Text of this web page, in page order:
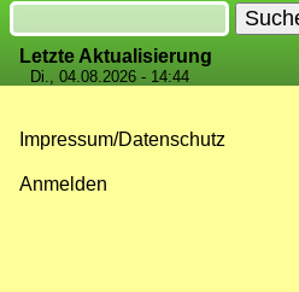
Suche
Letzte Aktualisierung
Di., 04.08.2026 - 14:44
Impressum/Datenschutz
Anmelden